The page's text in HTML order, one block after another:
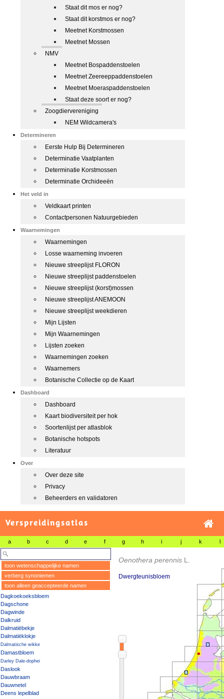
Staat dit mos er nog?
Staat dit korstmos er nog?
Meetnet Korstmossen
Meetnet Mossen
NMV
Meetnet Bospaddenstoelen
Meetnet Zeereeppaddenstoelen
Meetnet Moeraspaddenstoelen
Staat deze soort er nog?
Zoogdiervereniging
NEM Wildcamera's
Determineren
Eerste Hulp Bij Determineren
Determinatie Vaatplanten
Determinatie Korstmossen
Determinatie Orchideeën
Het veld in
Veldkaart printen
Contactpersonen Natuurgebieden
Waarnemingen
Waarnemingen
Losse waarneming invoeren
Nieuwe streeplijst FLORON
Nieuwe streeplijst paddenstoelen
Nieuwe streeplijst (korst)mossen
Nieuwe streeplijst ANEMOON
Nieuwe streeplijst weekdieren
Mijn Lijsten
Mijn Waarnemingen
Lijsten zoeken
Waarnemingen zoeken
Waarnemers
Botanische Collectie op de Kaart
Dashboard
Dashboard
Kaart biodiversiteit per hok
Soortenlijst per atlasblok
Botanische hotspots
Literatuur
Over
Over deze site
Privacy
Beheerders en validatoren
Verspreidingsatlas
a b c d e f g h i j k l
toon wetenschappelijke namen
verberg synoniemen
toon alleen geaccepteerde namen
Dagkoekoeksbloem
Dagschone
Dagwinde
Dalkruid
Dalmatiëbekje
Dalmatiëklokje
Dalmatische wikke
Damastbloem
Darley Dale-dophei
Daslook
Dauwbraam
Dauwnetel
Deens lepelblad
Oenothera perennis L.
Dwergteunisbloem